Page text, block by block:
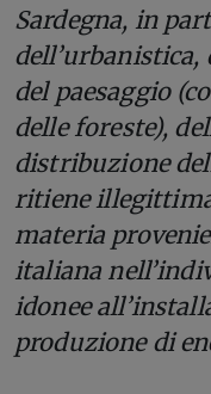
Sardegna, in
dell’urbanistica,
del paesaggio
delle foreste),
distribuzione
ritiene
materia
italiana
idonee
produzione di